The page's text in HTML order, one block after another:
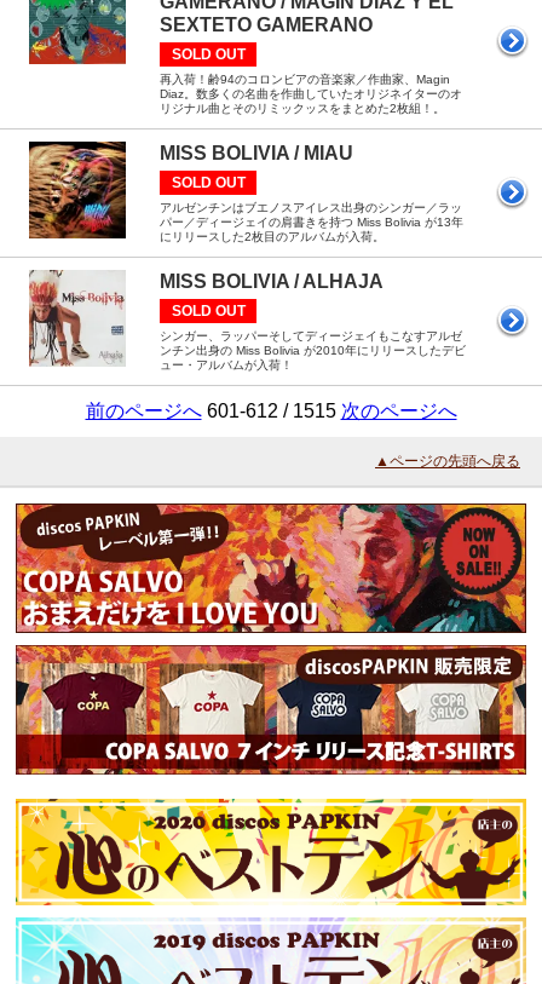
SEXTETO GAMERANO
SOLD OUT
再入荷！齢94のコロンビアの音楽家／作曲家、Magin
Diaz。数多くの名曲を作曲していたオリジネイターのオ
リジナル曲とそのリミックッスをまとめた2枚組！。
MISS BOLIVIA / MIAU
SOLD OUT
アルゼンチンはブエノスアイレス出身のシンガー／ラッ
パー／ディージェイの肩書きを持つ Miss Bolivia が13年
にリリースした2枚目のアルバムが入荷。
MISS BOLIVIA / ALHAJA
SOLD OUT
シンガー、ラッパーそしてディージェイもこなすアルゼ
ンチン出身の Miss Bolivia が2010年にリリースしたデビ
ュー・アルバムが入荷！
前のページへ601-612 / 1515 次のページへ
▲ページの先頭へ戻る